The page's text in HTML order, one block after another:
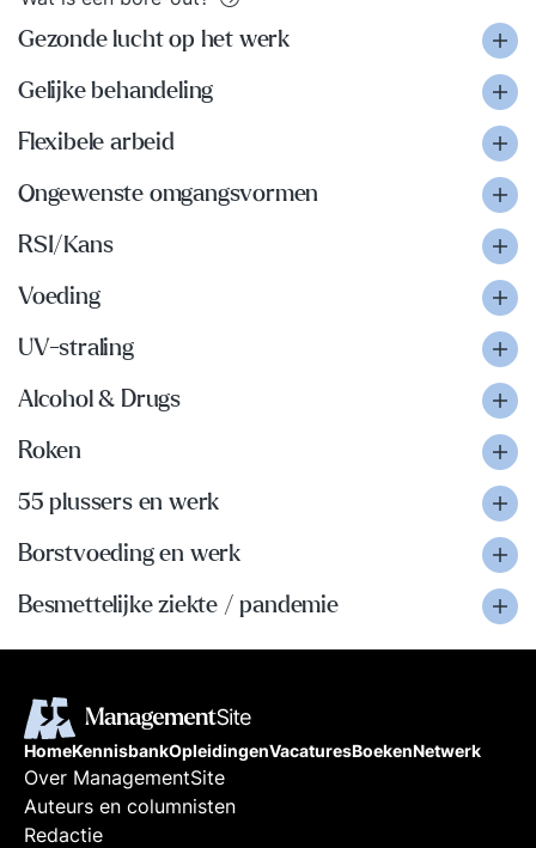
Gezonde lucht op het werk
Gelijke behandeling
Flexibele arbeid
Ongewenste omgangsvormen
RSI/Kans
Voeding
UV-straling
Alcohol & Drugs
Roken
55 plussers en werk
Borstvoeding en werk
Besmettelijke ziekte / pandemie
HomeKennisbankOpleidingenVacaturesBoekenNetwerk
Over ManagementSite
Auteurs en columnisten
Redactie